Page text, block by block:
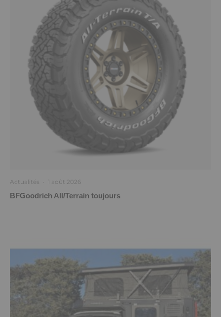
Actualités · 1 août 2026
BFGoodrich All/Terrain toujours